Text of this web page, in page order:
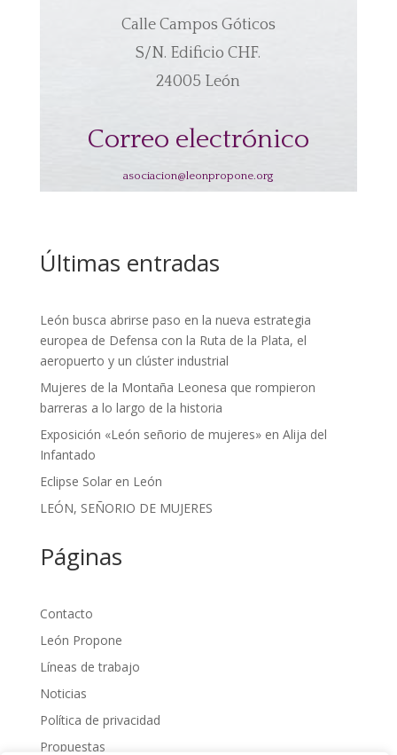
Calle Campos Góticos
S/N. Edificio CHF.
24005 León
Correo electrónico
asociacion@leonpropone.org
Últimas entradas
León busca abrirse paso en la nueva estrategia
europea de Defensa con la Ruta de la Plata, el
aeropuerto y un clúster industrial
Mujeres de la Montaña Leonesa que rompieron
barreras a lo largo de la historia
Exposición «León señorio de mujeres» en Alija del
Infantado
Eclipse Solar en León
LEÓN, SEÑORIO DE MUJERES
Páginas
Contacto
León Propone
Líneas de trabajo
Noticias
Política de privacidad
Propuestas